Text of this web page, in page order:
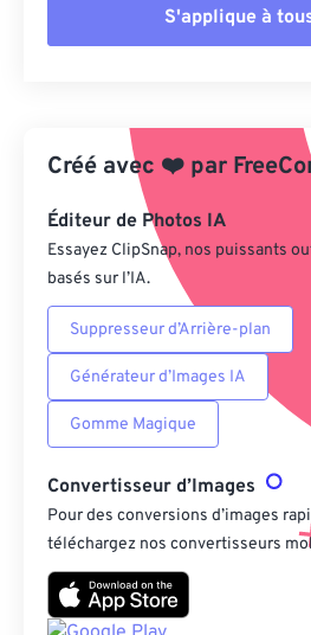
S'applique à
Appliquer à partir du
Enregistrer comme
Créé avec ❤️ par
Éditeur de Photos IA
Essayez ClipSnap, nos puissants
basés sur l’IA.
Suppresseur d’Arrière-plan
Générateur d’Images IA
Gomme Magique
Convertisseur d’Images
Pour des conversions d’images
téléchargez nos convertisseurs